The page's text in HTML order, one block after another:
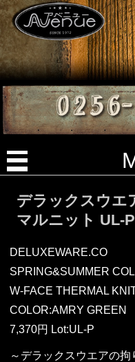
デラックスウエ
マルニット UL-
DELUXEWARE.CO
SPRING&SUMMER
W-FACE THERMAL
COLOR:AMRY GREEN
7,370円 Lot:UL-P
～デラックスウエアの拘